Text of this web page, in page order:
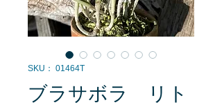
SKU： 01464T
ブラサボラ リト